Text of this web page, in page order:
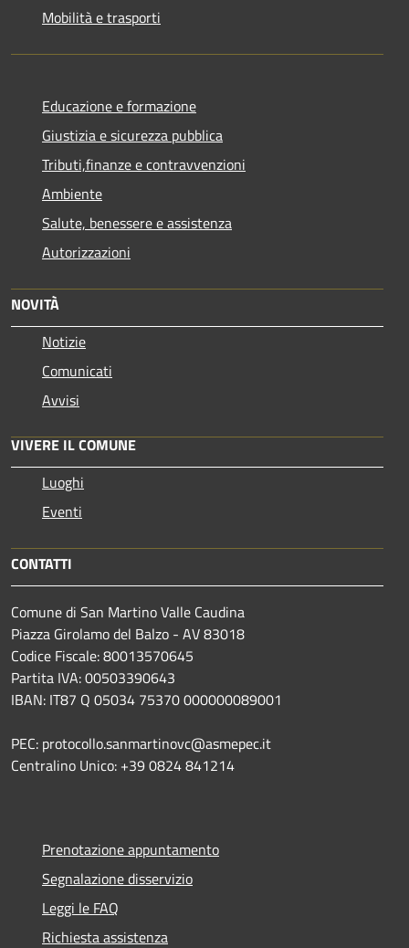
Mobilità e trasporti
Educazione e formazione
Giustizia e sicurezza pubblica
Tributi,finanze e contravvenzioni
Ambiente
Salute, benessere e assistenza
Autorizzazioni
NOVITÀ
Notizie
Comunicati
Avvisi
VIVERE IL COMUNE
Luoghi
Eventi
CONTATTI
Comune di San Martino Valle Caudina
Piazza Girolamo del Balzo - AV 83018
Codice Fiscale: 80013570645
Partita IVA: 00503390643
IBAN: IT87 Q 05034 75370 000000089001
PEC: protocollo.sanmartinovc@asmepec.it
Centralino Unico: +39 0824 841214
Prenotazione appuntamento
Segnalazione disservizio
Leggi le FAQ
Richiesta assistenza